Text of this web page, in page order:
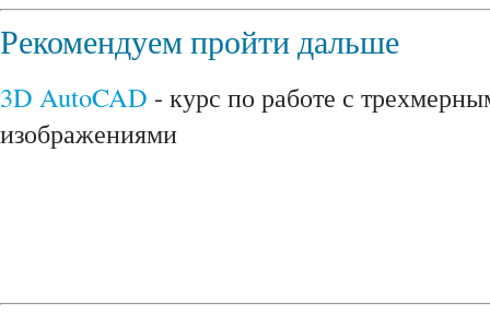
Рекомендуем пройти дальше
3D AutoCAD - курс по работе с
изображениями